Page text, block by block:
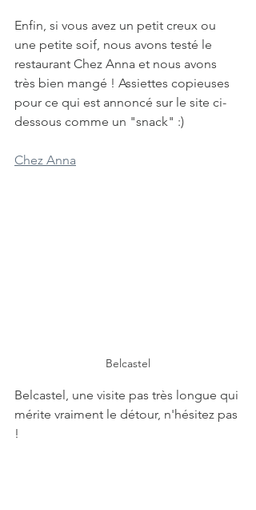
Enfin, si vous avez un petit creux ou
une petite soif, nous avons testé le
restaurant Chez Anna et nous avons
très bien mangé ! Assiettes copieuses
pour ce qui est annoncé sur le site ci-
dessous comme un "snack" :)
Chez Anna
Belcastel
Belcastel, une visite pas très longue qui
mérite vraiment le détour, n'hésitez pas
!